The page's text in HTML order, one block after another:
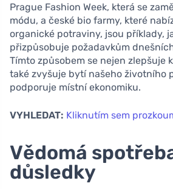
Prague Fashion Week, která se
módu, a české bio farmy, které
organické potraviny, jsou příklady,
přizpůsobuje požadavkům
Tímto způsobem se nejen zlepšuje
také zvyšuje bytí našeho životního
podporuje místní ekonomiku.
VYHLEDAT: Kliknutím sem
Vědomá
důsledky